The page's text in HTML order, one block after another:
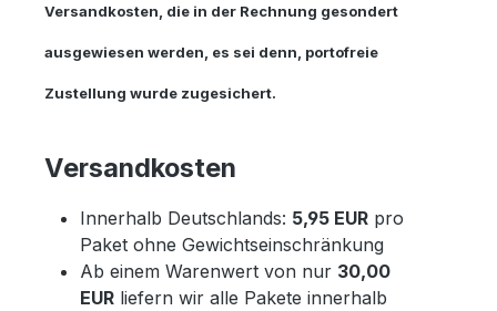
Versandkosten, die in der Rechnung gesondert
ausgewiesen werden, es sei denn, portofreie
Zustellung wurde zugesichert.
Versandkosten
Innerhalb Deutschlands: 5,95 EUR pro
Paket ohne Gewichtseinschränkung
Ab einem Warenwert von nur 30,00
EUR liefern wir alle Pakete innerhalb